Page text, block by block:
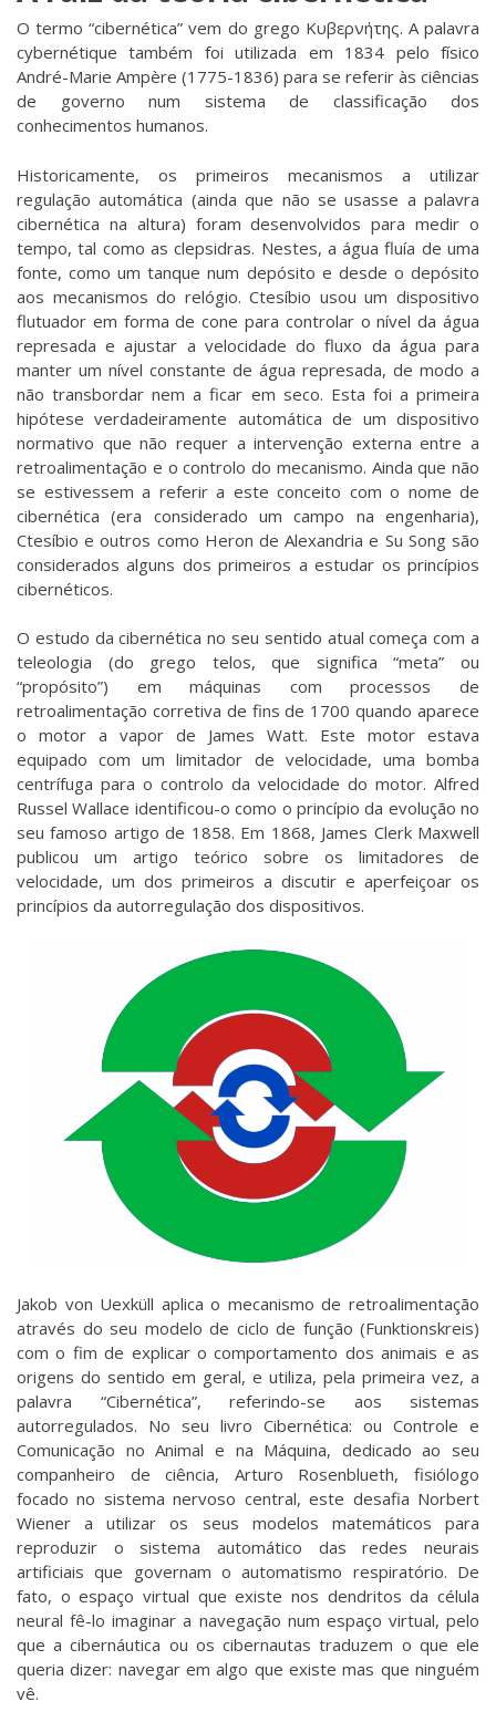
O termo “cibernética” vem do grego Κυβερνήτης. A palavra
cybernétique também foi utilizada em 1834 pelo físico
André-Marie Ampère (1775-1836) para se referir às ciências
de governo num sistema de classificação dos
conhecimentos humanos.
Historicamente, os primeiros mecanismos a utilizar
regulação automática (ainda que não se usasse a palavra
cibernética na altura) foram desenvolvidos para medir o
tempo, tal como asclepsidras. Nestes, a água fluía de uma
fonte, como um tanque num depósito e desde o depósito
aos mecanismos do relógio.Ctesíbio usou um dispositivo
flutuador em forma de cone para controlar o nível da água
represada e ajustar a velocidade do fluxo da água para
manter um nível constante de água represada, de modo a
não transbordar nem a ficar em seco. Esta foi a primeira
hipótese verdadeiramente automática de um dispositivo
normativo que não requer a intervenção externa entre a
retroalimentação e o controlo do mecanismo. Ainda que não
se estivessem a referir a este conceito com o nome de
cibernética (era considerado um campo na engenharia),
Ctesíbio e outros como Heron de Alexandria e Su Songsão
considerados alguns dos primeiros a estudar os princípios
cibernéticos.
O estudo da cibernética no seu sentido atual começa com a
teleologia (do grego telos, que significa “meta” ou
“propósito”) em máquinas com processos de
retroalimentação corretiva de fins de 1700 quando aparece
o motor a vapor de James Watt. Este motor estava
equipado com um limitador de velocidade, uma bomba
centrífuga para o controlo da velocidade do motor. Alfred
Russel Wallace identificou-o como o princípio da evolução no
seu famoso artigo de 1858. Em 1868, James Clerk Maxwell
publicou um artigo teórico sobre os limitadores de
velocidade, um dos primeiros a discutir e aperfeiçoar os
princípios da autorregulação dos dispositivos.
Jakob von Uexküll aplica o mecanismo de retroalimentação
através do seu modelo de ciclo de função (Funktionskreis)
com o fim de explicar o comportamento dos animais e as
origens do sentido em geral, e utiliza, pela primeira vez, a
palavra “Cibernética”, referindo-se aos sistemas
autorregulados. No seu livro Cibernética: ou Controle e
Comunicação no Animal e na Máquina, dedicado ao seu
companheiro de ciência, Arturo Rosenblueth, fisiólogo
focado no sistema nervoso central, este desafia Norbert
Wiener a utilizar os seus modelos matemáticos para
reproduzir o sistema automático das redes neurais
artificiais que governam o automatismo respiratório. De
fato, o espaço virtual que existe nos dendritos da célula
neural fê-lo imaginar a navegação num espaço virtual, pelo
que a cibernáutica ou os cibernautas traduzem o que ele
queria dizer: navegar em algo que existe mas que ninguém
vê.